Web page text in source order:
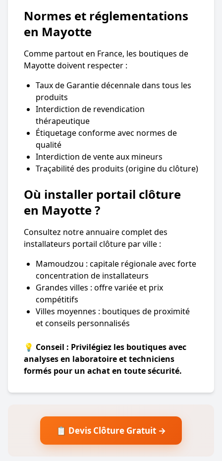
Normes et réglementations
en Mayotte
Comme partout en France, les boutiques de
Mayotte doivent respecter :
Taux de Garantie décennale dans tous les
produits
Interdiction de revendication
thérapeutique
Étiquetage conforme avec normes de
qualité
Interdiction de vente aux mineurs
Traçabilité des produits (origine du clôture)
Où installer portail clôture
en Mayotte ?
Consultez notre annuaire complet des
installateurs portail clôture par ville :
Mamoudzou : capitale régionale avec forte
concentration de installateurs
Grandes villes : offre variée et prix
compétitifs
Villes moyennes : boutiques de proximité
et conseils personnalisés
💡 Conseil : Privilégiez les boutiques avec
analyses en laboratoire et techniciens
formés pour un achat en toute sécurité.
📋 Devis Clôture Gratuit →